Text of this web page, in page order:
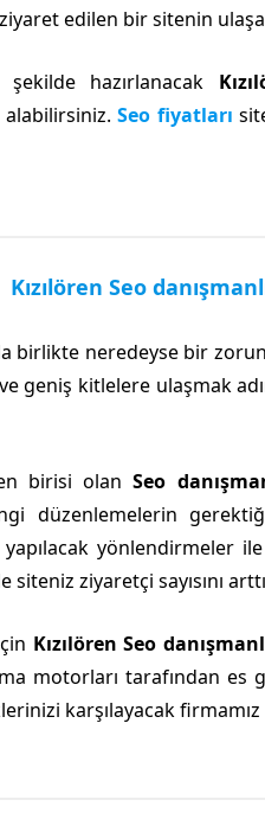
edilen bir sitenin
hazırlanacak
alabilirsiniz.Seo fiyatları
Kızılören Seo
birlikte neredeyse bir
kitlelere ulaşmak
birisi olanSeo
düzenlemelerin
yönlendirmeler
ziyaretçi sayısını
Kızılören Seo
motorları tarafından es
karşılayacak firmamız